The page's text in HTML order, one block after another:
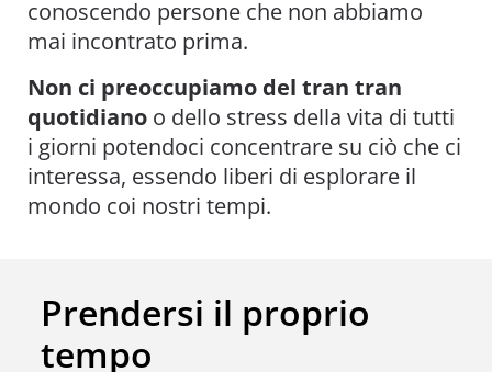
conoscendo persone che non abbiamo
mai incontrato prima.
Non ci preoccupiamo del tran tran
quotidiano o dello stress della vita di tutti
i giorni potendoci concentrare su ciò che ci
interessa, essendo liberi di esplorare il
mondo coi nostri tempi.
Prendersi il proprio
tempo